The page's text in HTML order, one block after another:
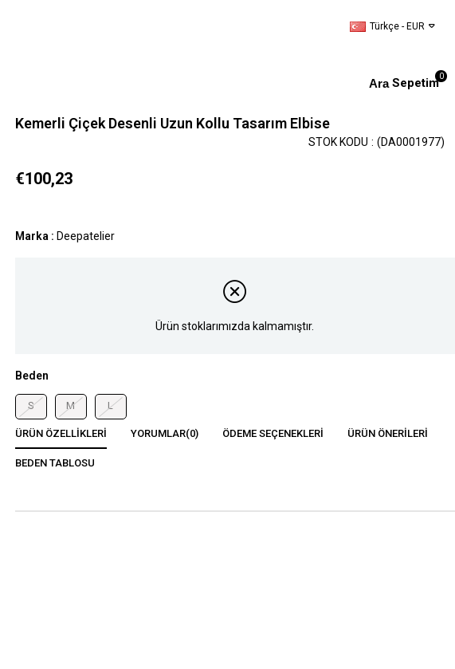
Türkçe - EUR
Sepetim0
Kemerli Çiçek Desenli Uzun Kollu Tasarım Elbise
(DA0001977)
STOK KODU
€100,23
Marka : Deepatelier
Ürün stoklarımızda kalmamıştır.
Beden
S M L
ÜRÜN ÖZELLIKLERI YORUMLAR(0) ÖDEME SEÇENEKLERI ÜRÜN ÖNERILERI
BEDEN TABLOSU